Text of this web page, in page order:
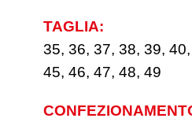
TAGLIA:
35, 36, 37, 38, 39,
45, 46, 47, 48, 49